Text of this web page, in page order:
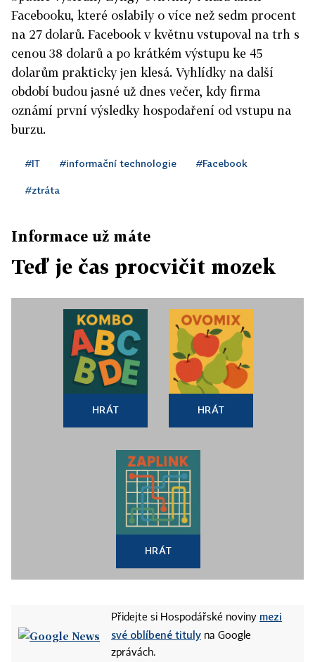
Facebooku, které oslabily o více než sedm procent
na 27 dolarů. Facebook v květnu vstupoval na trh s
cenou 38 dolarů a po krátkém výstupu ke 45
dolarům prakticky jen klesá. Vyhlídky na další
období budou jasné už dnes večer, kdy firma
oznámí první výsledky hospodaření od vstupu na
burzu.
#IT #informační technologie #Facebook
#ztráta
Informace už máte
Teď je čas procvičit mozek
HRÁT HRÁT
HRÁT
Přidejte si Hospodářské noviny mezi
své oblíbené tituly na Google
zprávách.